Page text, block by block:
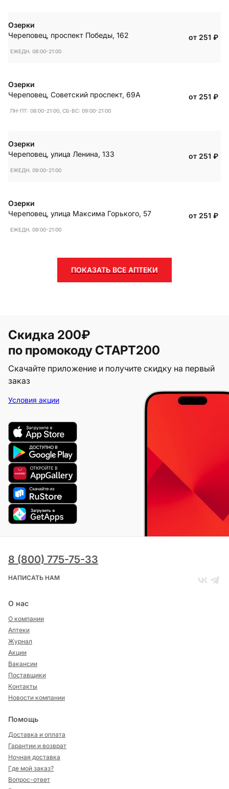
Озерки
Череповец, проспект Победы, 162
ЕЖЕДН. 08:00-21:00
от 251 ₽
Озерки
Череповец, Советский проспект, 69А
ПН-ПТ: 08:00-21:00, СБ-ВС: 09:00-21:00
от 251 ₽
Озерки
Череповец, улица Ленина, 133
ЕЖЕДН. 09:00-21:00
от 251 ₽
Озерки
Череповец, улица Максима Горького, 57
ЕЖЕДН. 09:00-21:00
от 251 ₽
ПОКАЗАТЬ ВСЕ АПТЕКИ
Скидка 200₽
по промокоду СТАРТ200
Скачайте приложение и получите скидку на первый
заказ
Условия акции
8 (800) 775-75-33
НАПИСАТЬ НАМ
О нас
О компании
Аптеки
Журнал
Акции
Вакансии
Поставщики
Контакты
Новости компании
Помощь
Доставка и оплата
Гарантии и возврат
Ночная доставка
Где мой заказ?
Вопрос-ответ